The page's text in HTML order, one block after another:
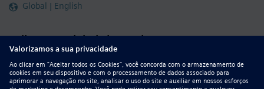
Global | English
Follow our global channels